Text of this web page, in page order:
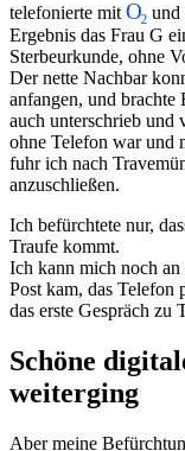
telefonierte mit
und
Ergebnis das Frau G
Sterbeurkunde, ohne
Der nette Nachbar
anfangen, und brachte
auch unterschrieb und
ohne Telefon war und
fuhr ich nach
anzuschließen.
Ich befürchtete nur,
Traufe kommt.
Ich kann mich noch
Post kam, das Telefon
das erste Gespräch zu
Schöne
weiterging
Aber meine